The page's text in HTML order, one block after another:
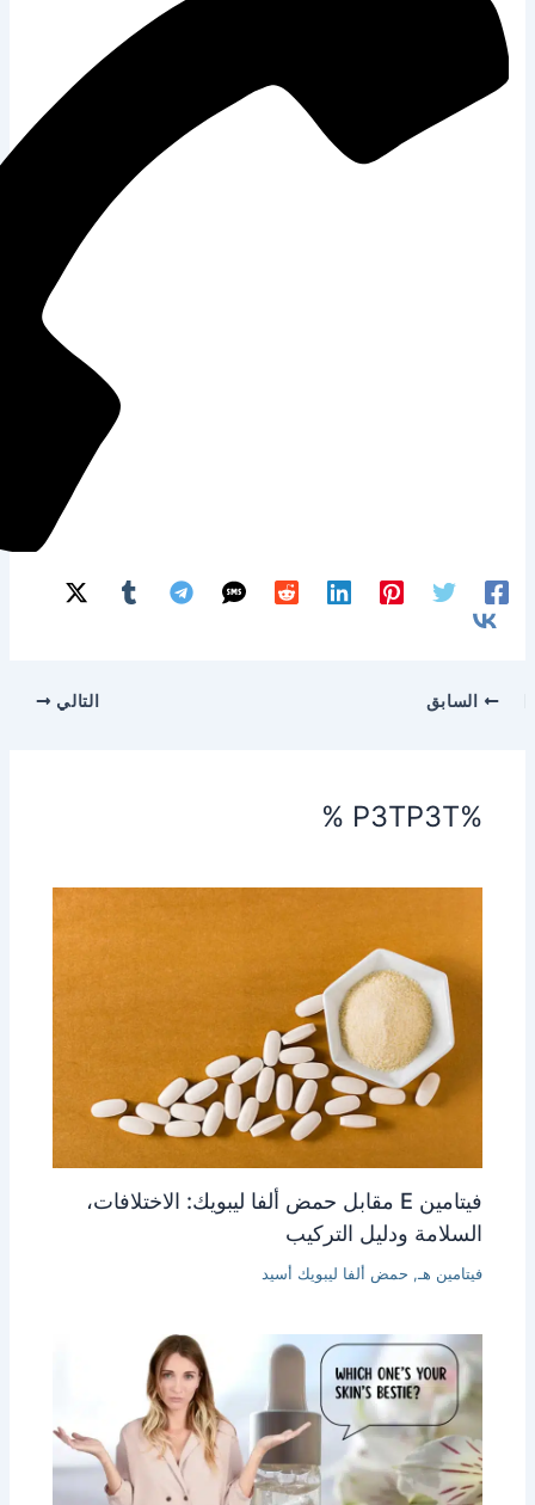
فيتامين E مقابل حمض ألفا ليبويك: الاختلافات،
ودليل التركيب
حمض ألفا ليبويك أسيد